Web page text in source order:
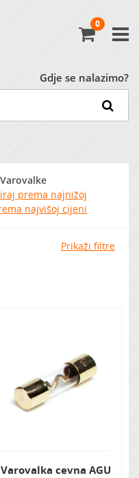
0
Gdje se nalazimo?
Varovalke
prema najnižoj
najvišoj cijeni
Prikaži filtre
Varovalka cevna AGU